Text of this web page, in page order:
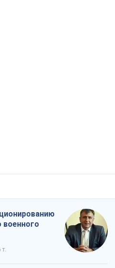
военного
т.